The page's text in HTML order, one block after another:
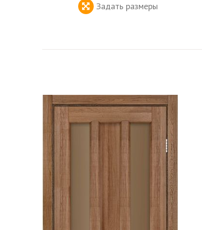
Задать размеры